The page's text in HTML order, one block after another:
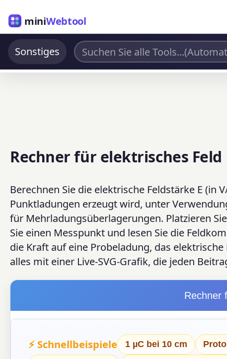
miniWebtool
Sonstiges
Rechner für elektrisches Feld
Berechnen Sie die elektrische Feldstärke E (in
Punktladungen erzeugt wird, unter
für Mehrladungsüberlagerungen. Platzieren
Sie einen Messpunkt und lesen Sie die
die Kraft auf eine Probeladung, das
alles mit einer Live-SVG-Grafik, die jeden
Rechner
⚡ Schnellbeispiele 1 µC bei 10 cm